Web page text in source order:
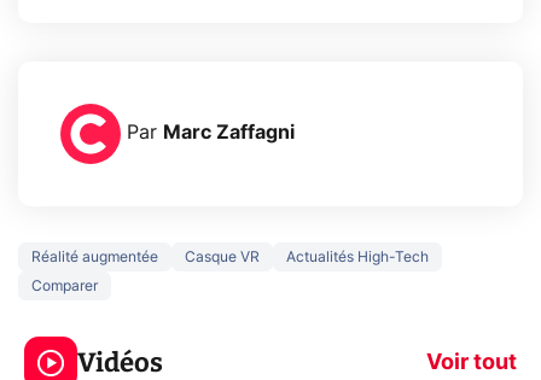
Par Marc Zaffagni
Réalité augmentée Casque VR
Actualités High-Tech
Comparer
Vidéos Voir tout
3 écrans en 1 pour
319€ ? Voici L'AOC
CQ32G4ZA !
prochaine